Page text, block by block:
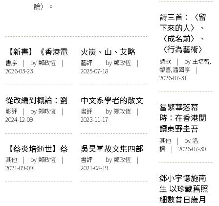
論）。
【新書】《香港電
影2024：癒創之
間》——鄭政恆書
摘〈圍城内外大步
走——2024年華語
電影觀察〉
書序 | by 鄭政恆 |
2026-03-23
火炭、山、艾略
特：九仞的藝術及
文學蹤跡
藝評| by 鄭政恆|
2025-07-18
從改編到概論：劉
偉霖《用日本電影
讀日本文學：從夏
目漱石到村上春
樹》
影評 | by 鄭政恆 |
2024-12-09
中文系學者的散文――
陳煒舜《堇塘雜文
錄：以寫療寫》
書評| by 鄭政恆|
2023-11-17
【蔡炎培逝世】蔡
炎培的時代面影
其他 | by 鄭政恆 |
2021-09-09
吳昊掌故文集四部
合談
書評| by 鄭政恆|
2021-08-19
詩三首：〈留
下來的人〉、
〈成名前〉、
〈行為藝術〉
詩歌 | by 王培智,
黎喜,潘國亨 |
2026-07-31
當繁華落幕
時：在香港閱
讀東野圭吾
其他 | by洛
楓 | 2026-07-30
鄧小宇憶施南
生 以珍藏舊照
細數昔日歲月